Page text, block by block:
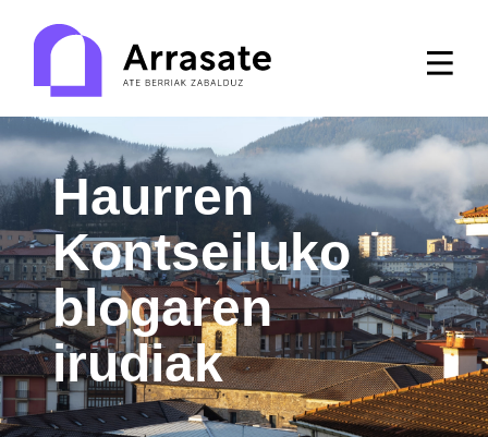
Haurren
Kontseiluko
blogaren
irudiak